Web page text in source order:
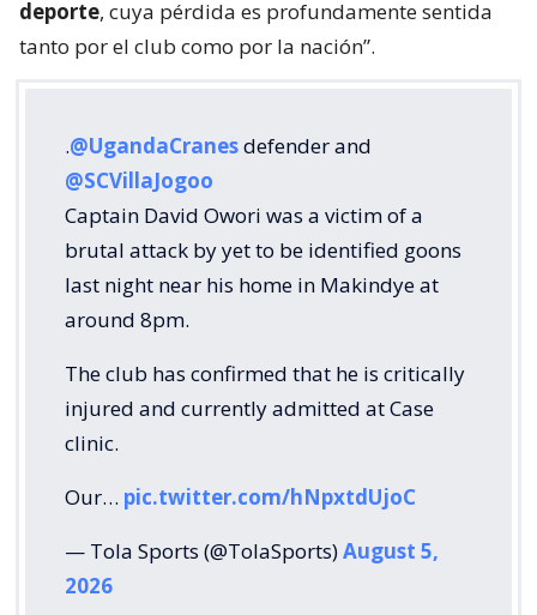
deporte, cuya pérdida es profundamente sentida
tanto por el club como por la nación”.
.@UgandaCranesdefender and
@SCVillaJogoo
Captain David Owori was a victim of a
brutal attack by yet to be identified goons
last night near his home in Makindye at
around 8pm.
The club has confirmed that he is critically
injured and currently admitted at Case
clinic.
Our… pic.twitter.com/hNpxtdUjoC
— Tola Sports (@TolaSports)August 5,
2026